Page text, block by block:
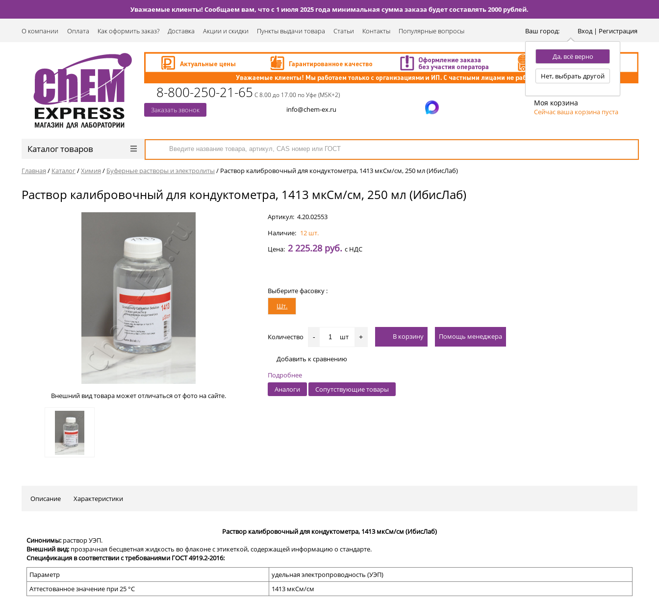
Уважаемые клиенты! Сообщаем вам, что с 1 июля 2025 года минимальная сумма заказа будет составлять 2000 рублей.
Ваш город:
Да, всё верно
Нет, выбрать другой
Вход | Регистрация
О компании Оплата Как оформить заказ? Доставка Акции и скидки Пункты выдачи товара Статьи Контакты Популярные вопросы
8-800-250-21-65 С 8.00 до 17.00 по Уфе (MSK+2)
Заказать звонок info@chem-ex.ru
Моя корзина
Сейчас ваша корзина пуста
Каталог товаров
Главная / Каталог/Химия / Буферные растворы и электролиты / Раствор калибровочный для кондуктометра, 1413 мкСм/см, 250 мл (ИбисЛаб)
Раствор калибровочный для кондуктометра, 1413 мкСм/см, 250 мл (ИбисЛаб)
Внешний вид товара может отличаться от фото на сайте.
Артикул:4.20.02553
Наличие: 12 шт.
Цена: 2 225.28 руб.с НДС
Выберите фасовку :
Шт.
Количество - шт + В корзину Помощь менеджера
Добавить к сравнению
Подробнее
Аналоги
Сопутствующие товары
Описание Характеристики
Раствор калибровочный для кондуктометра, 1413 мкСм/см (ИбисЛаб)
Синонимы: раствор УЭП.
Внешний вид: прозрачная бесцветная жидкость во флаконе с этикеткой, содержащей информацию о стандарте.
Спецификация в соответствии с требованиями ГОСТ 4919.2-2016:
Параметр
удельная электропроводность (УЭП)
Аттестованное значение при 25 °C
1413 мкСм/см